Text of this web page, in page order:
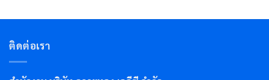
ติดต่อเรา